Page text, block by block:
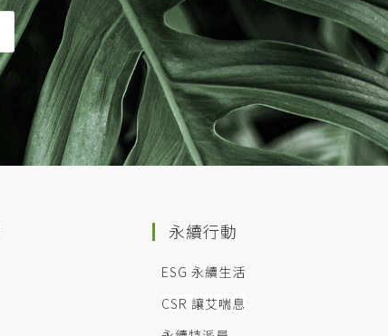
永續行動
ESG 永續生活
CSR 讓艾喘息